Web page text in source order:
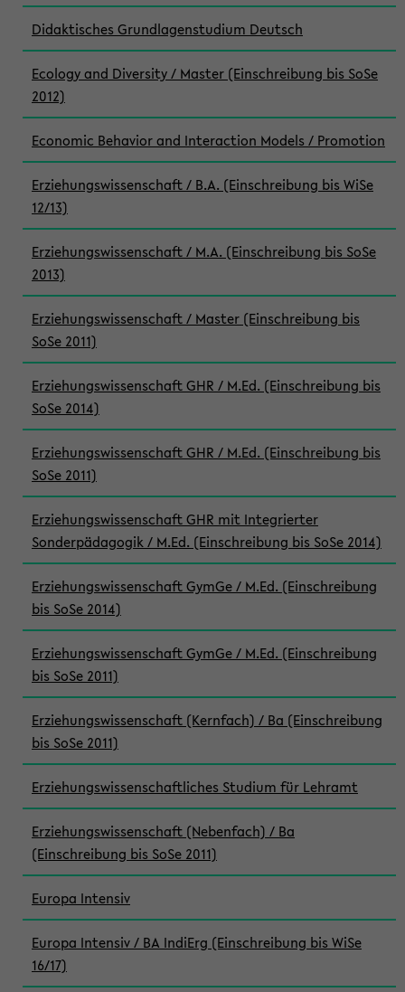
Didaktisches Grundlagenstudium Deutsch
Ecology and Diversity / Master (Einschreibung bis SoSe
2012)
Economic Behavior and Interaction Models / Promotion
Erziehungswissenschaft / B.A. (Einschreibung bis WiSe
12/13)
Erziehungswissenschaft / M.A. (Einschreibung bis SoSe
2013)
Erziehungswissenschaft / Master (Einschreibung bis
SoSe 2011)
Erziehungswissenschaft GHR / M.Ed. (Einschreibung bis
SoSe 2014)
Erziehungswissenschaft GHR / M.Ed. (Einschreibung bis
SoSe 2011)
Erziehungswissenschaft GHR mit Integrierter
Sonderpädagogik / M.Ed. (Einschreibung bis SoSe 2014)
Erziehungswissenschaft GymGe / M.Ed. (Einschreibung
bis SoSe 2014)
Erziehungswissenschaft GymGe / M.Ed. (Einschreibung
bis SoSe 2011)
Erziehungswissenschaft (Kernfach) / Ba (Einschreibung
bis SoSe 2011)
Erziehungswissenschaftliches Studium für Lehramt
Erziehungswissenschaft (Nebenfach) / Ba
(Einschreibung bis SoSe 2011)
Europa Intensiv
Europa Intensiv / BA IndiErg (Einschreibung bis WiSe
16/17)